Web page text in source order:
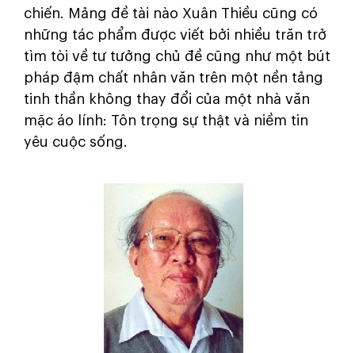
chiến. Mảng đề tài nào Xuân Thiều cũng có
những tác phẩm được viết bởi nhiều trăn trở
tìm tòi về tư tưởng chủ đề cũng như một bút
pháp đậm chất nhân văn trên một nền tảng
tinh thần không thay đổi của một nhà văn
mặc áo lính: Tôn trọng sự thật và niềm tin
yêu cuộc sống.